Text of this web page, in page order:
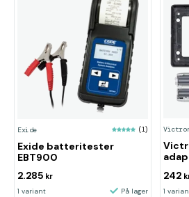
Exide (1)
Exide batteritester
EBT900
2.285 kr
1 variant På lager
242
1